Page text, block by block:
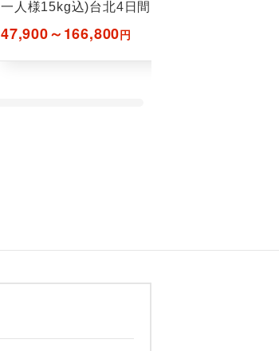
一人様15kg込)台北4日間
47,900～166,800円